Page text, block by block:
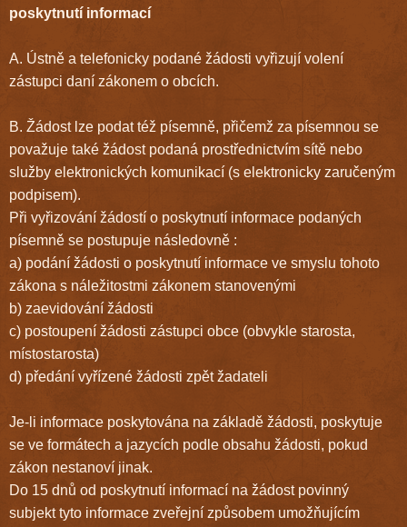
poskytnutí informací
A. Ústně a telefonicky podané žádosti vyřizují volení
zástupci daní zákonem o obcích.
B. Žádost lze podat též písemně, přičemž za písemnou se
považuje také žádost podaná prostřednictvím sítě nebo
služby elektronických komunikací (s elektronicky zaručeným
podpisem).
Při vyřizování žádostí o poskytnutí informace podaných
písemně se postupuje následovně :
a) podání žádosti o poskytnutí informace ve smyslu tohoto
zákona s náležitostmi zákonem stanovenými
b) zaevidování žádosti
c) postoupení žádosti zástupci obce (obvykle starosta,
místostarosta)
d) předání vyřízené žádosti zpět žadateli
Je-li informace poskytována na základě žádosti, poskytuje
se ve formátech a jazycích podle obsahu žádosti, pokud
zákon nestanoví jinak.
Do 15 dnů od poskytnutí informací na žádost povinný
subjekt tyto informace zveřejní způsobem umožňujícím